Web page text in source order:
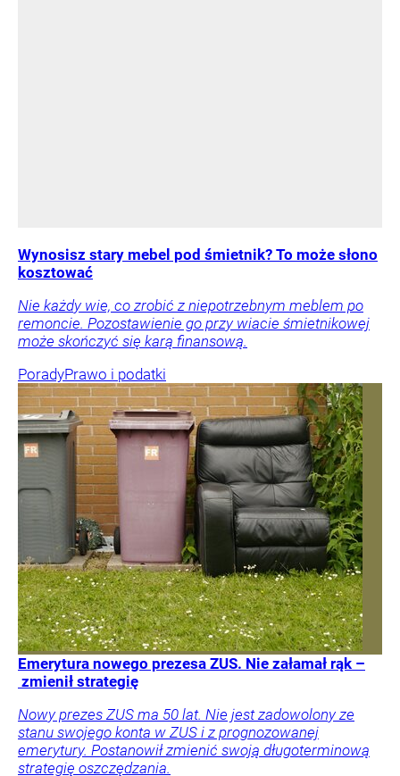
Wynosisz stary mebel pod śmietnik? To może słono
kosztować
Nie każdy wie, co zrobić z niepotrzebnym meblem po
remoncie. Pozostawienie go przy wiacie śmietnikowej
może skończyć się karą finansową.
PoradyPrawo i podatki
Emerytura nowego prezesa ZUS. Nie załamał rąk –
zmienił strategię
Nowy prezes ZUS ma 50 lat. Nie jest zadowolony ze
stanu swojego konta w ZUS i z prognozowanej
emerytury. Postanowił zmienić swoją długoterminową
strategię oszczędzania.